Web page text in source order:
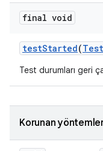
final void
testStarted(Test
Test durumları geri
Korunan